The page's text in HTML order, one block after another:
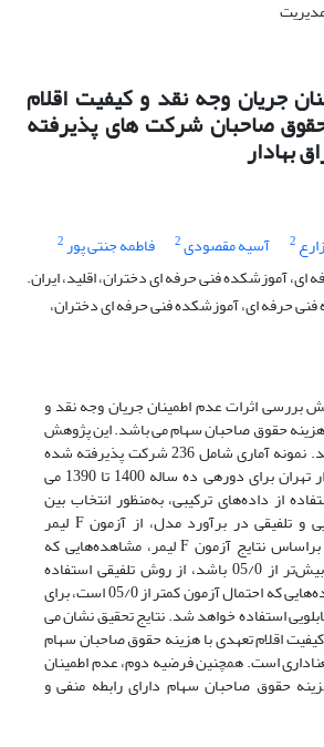
جریان وجه نقد و کیفیت اقلام
صاحبان شرکت های پذیرفته
بهادار
2 آسیه مقصودی2 فاطمه جنتی پور2
آموزشکده فنی حرفه ای دختران، اقلید، ایران.
فنی حرفه ای، آموزشکده فنی حرفه ای دختران،
بررسی اثرات عدم اطمینان جریان وجه نقد و
هزینه حقوق صاحبان سهام می باشد. این پژوهش
از نوع ترکیبی می‌باشد. نمونه آماری شامل 236 شرکت پذیرفته شده
در بورس اوراق بهادار تهران برای دورهی ده ساله 1400 تا 1390 می
از داده‌های ترکیبی، به‌منظور انتخاب بین
روش داده‌های تابلویی و تلفیقی در برآورد مدل، از آزمون F لیمر
استفاده شده است. براساس نتایج آزمون F لیمر، مشاهده‌هایی که
احتمال آزمون آن‌ها بیش‌تر از 05/0 باشد، از روش تلفیقی استفاده
می‌شود و برای مشاهده‌هایی که احتمال آزمون کمتر از 05/0 است، برای
استفاده خواهد شد.نتایج تحقیق نشان می
اقلام تعهدی با هزینه حقوق صاحبان سهام
است. همچنین فرضیه دوم، عدم اطمینان
حقوق صاحبان سهام دارای رابطه منفی و